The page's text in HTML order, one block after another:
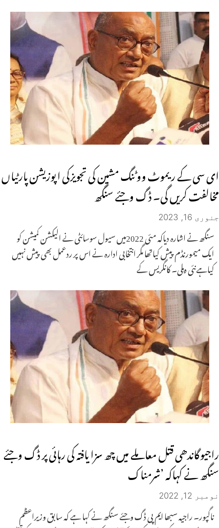
ای سی کے ریموٹ ووٹنگ مشین کی تجویزکی اپوزیشن پارٹیاں
مخالفت کریں گی۔ ڈگ وجئے سنگھ
جنوری 16, 2023
سنگھ نے اشارہ دیاکہ مئی 2022میں سیول سوسائٹی نے الیکشن کمیشن کو
ایک میمورنڈم پیش کیاتھا مگر انتخابی ادارہ نے اس پر ردعمل بھی پیش نہیں
کیاہےنئی دہلی۔ کانگریس کے
راجیوگاندھی قتل معاملے میں چھ سزا یافتہ کی رہائی پر ڈگ وجئے
سنگھ نے کہاکہ ’شرمناک
نومبر 12, 2022
ناگپور۔ راجیہ سبھا ایم پی ڈگ وجئے سنگھ نے کہا ہے کہ سابق وزیراعظم